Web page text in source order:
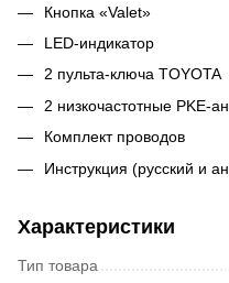
Кнопка «Valet»
LED-индикатор
2 пульта-ключа TOYOTA
2 низкочастотные PKE-
Комплект проводов
Инструкция (русский и
Характеристики
Тип товара